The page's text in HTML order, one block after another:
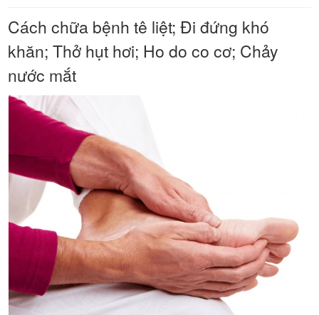
Cách chữa bệnh tê liệt; Đi đứng khó
khăn; Thở hụt hơi; Ho do co cơ; Chảy
nước mắt